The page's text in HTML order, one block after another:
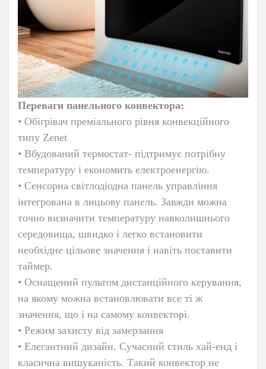
Переваги панельного конвектора:
• Обігрівач преміального рівня конвекційного
типу Zenet
• Вбудований термостат- підтримує потрібну
температуру і економить електроенергію.
• Сенсорна світлодіодна панель управління
інтегрована в лицьову панель. Завжди можна
точно визначити температуру навколишнього
середовища, швидко і легко встановити
необхідне цільове значення і навіть поставити
таймер.
• Оснащений пультом дистанційного керування,
на якому можна встановлювати все ті ж
значення, що і на самому конвекторі.
• Режим захисту від замерзання
• Елегантний дизайн. Сучасний стиль хай-енд і
класична вишуканість. Такий конвектор не